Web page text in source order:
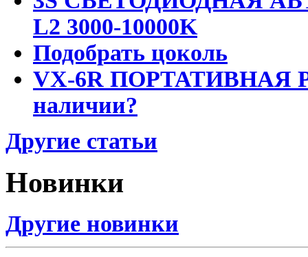
L2 3000-10000K
Подобрать цоколь
VX-6R ПОРТАТИВНАЯ
наличии?
Другие статьи
Новинки
Другие новинки